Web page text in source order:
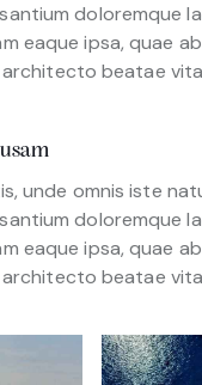
doloremque
eaque ipsa, quae
beatae
unde omnis iste
doloremque
eaque ipsa, quae
beatae